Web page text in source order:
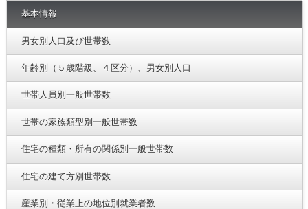
基本情報
男女別人口及び世帯数
年齢別（５歳階級、４区分）、男女別人口
世帯人員別一般世帯数
世帯の家族類型別一般世帯数
住宅の種類・所有の関係別一般世帯数
住宅の建て方別世帯数
産業別・従業上の地位別就業者数